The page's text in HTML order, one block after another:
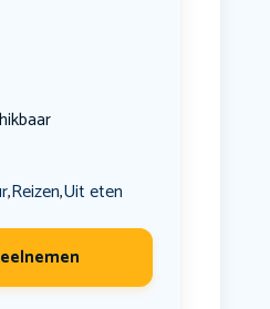
,Reizen,Uit eten